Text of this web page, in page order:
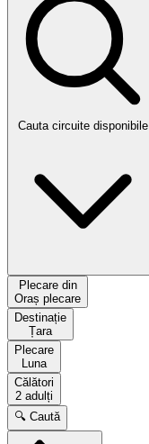
Cauta circuite disponibile
Plecare din
Oraș plecare
Destinație
Țara
Plecare
Luna
Călători
2 adulți
🔍 Caută